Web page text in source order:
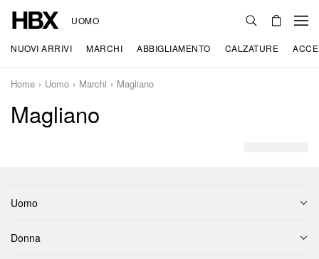
UOMO
NUOVI ARRIVI MARCHI ABBIGLIAMENTO CALZATURE
Home Uomo Marchi Magliano
Magliano
Uomo
Donna